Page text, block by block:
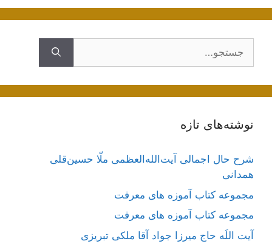
نوشته‌های تازه
شرح حال اجمالی آیت‌الله‌العظمی ملّا حسین‌قلی
همدانی
مجموعه کتاب آموزه های معرفت
مجموعه کتاب آموزه های معرفت
آیت اللَه حاج میرزا جواد آقا ملکی تبریزی